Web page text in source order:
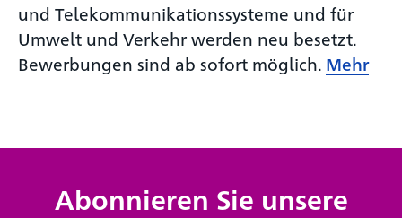
und Telekommunikationssysteme und für
Umwelt und Verkehr werden neu besetzt.
Bewerbungen sind ab sofort möglich. Mehr
Abonnieren Sie unsere